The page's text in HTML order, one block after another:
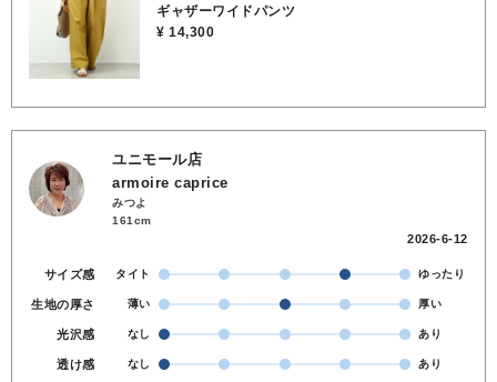
ギャザーワイドパンツ
¥ 14,300
ユニモール店
armoire caprice
みつよ
161cm
2026-6-12
サイズ感 タイト ゆったり
生地の厚さ 薄い 厚い
光沢感 なし あり
透け感 なし あり